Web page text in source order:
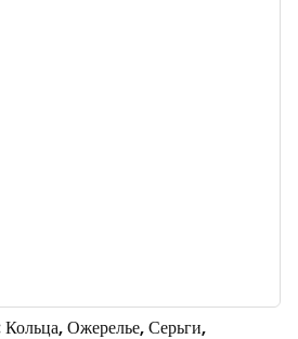
Ожерелье, Серьги,